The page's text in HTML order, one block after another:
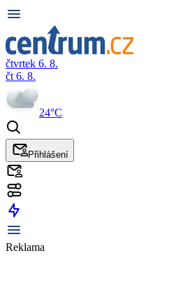
čtvrtek 6. 8.
čt 6. 8.
24°C
Přihlášení
Reklama